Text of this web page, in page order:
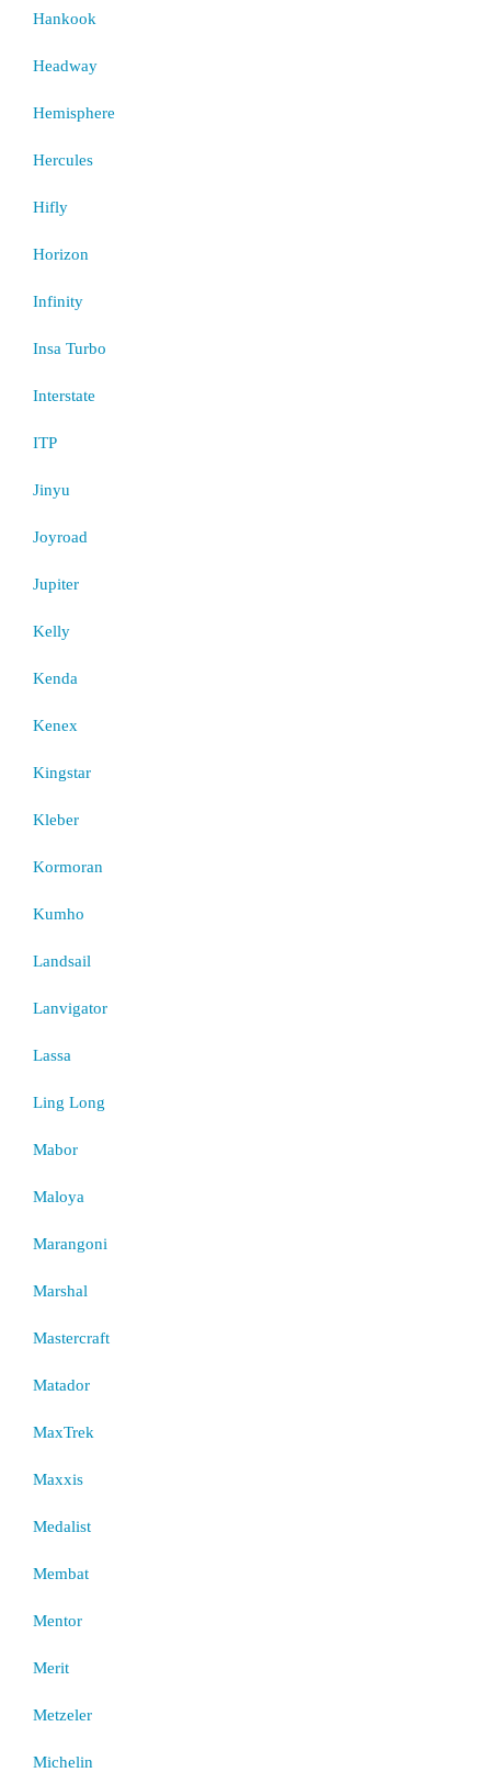
Hankook
Headway
Hemisphere
Hercules
Hifly
Horizon
Infinity
Insa Turbo
Interstate
ITP
Jinyu
Joyroad
Jupiter
Kelly
Kenda
Kenex
Kingstar
Kleber
Kormoran
Kumho
Landsail
Lanvigator
Lassa
Ling Long
Mabor
Maloya
Marangoni
Marshal
Mastercraft
Matador
MaxTrek
Maxxis
Medalist
Membat
Mentor
Merit
Metzeler
Michelin